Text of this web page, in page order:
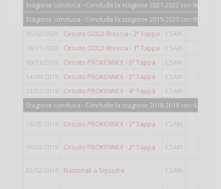
Stagione conclusa - Conclude la stagione 2021-2022 con 900 punti.
Stagione conclusa - Conclude la stagione 2019-2020 con 935 punti.
15/02/2020
Circuito GOLD Brescia - 2ª Tappa CSAIN
18/01/2020
Circuito GOLD Brescia - 1ª Tappa CSAIN
16/11/2019
Circuito PROKENNEX - 6ª Tappa CSAIN
14/09/2019
Circuito PROKENNEX - 5ª Tappa CSAIN
13/07/2019
Circuito PROKENNEX - 4ª Tappa CSAIN
Stagione conclusa - Conclude la stagione 2018-2019 con 924 punti.
18/05/2019 Circuito PROKENNEX - 3ª Tappa CSAIN
16/03/2019 Circuito PROKENNEX - 2ª Tappa CSAIN
02/02/2019 Nazionali a Squadre CSAIN